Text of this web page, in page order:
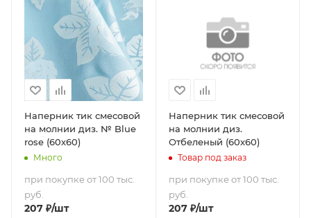
Наперник тик смесовой
на молнии диз. № Blue
rose (60х60)
Много
при покупке от 100 тыс.
руб.
207 ₽/шт
Наперник тик смесовой
на молнии диз.
Отбеленый (60х60)
Товар под заказ
при покупке от 100 тыс.
руб.
207₽/шт